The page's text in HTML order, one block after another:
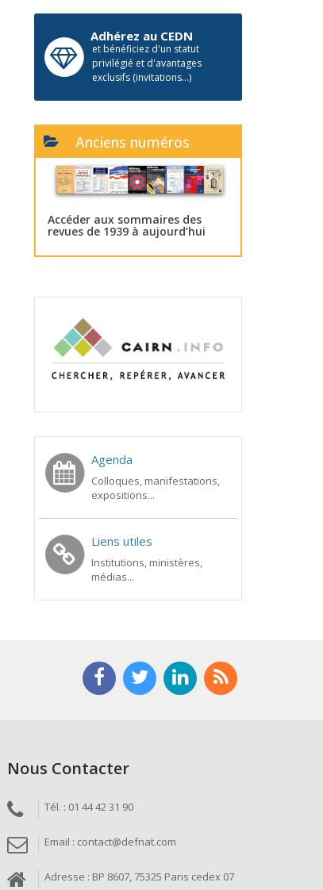
Adhérez au CEDN
et bénéficiez d'un statut
privilégié et d'avantages
exclusifs (invitations...)
Anciens numéros
Accéder aux sommaires des
revues de 1939 à aujourd’hui
Agenda
Colloques, manifestations,
expositions...
Liens utiles
Institutions, ministères,
médias...
Nous Contacter
Tél. : 01 44 42 31 90
Email : contact@defnat.com
Adresse : BP 8607, 75325 Paris cedex 07